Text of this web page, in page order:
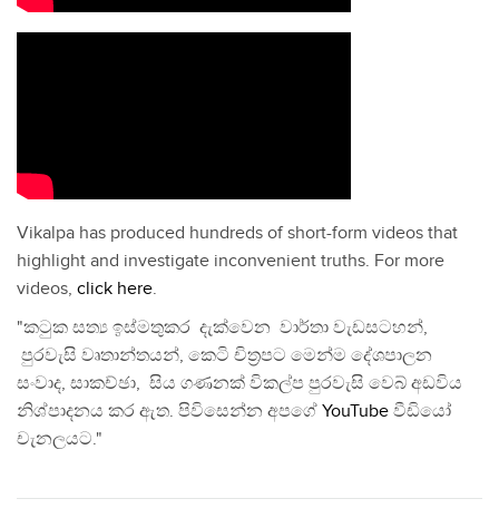
Vikalpa has produced hundreds of short-form videos that
highlight and investigate inconvenient truths. For more
videos, click here.
"කටුක සත්‍ය ඉස්මතුකර දැක්වෙන වාර්තා වැඩසටහන්,
පුරවැසි වෘතාන්තයන්, කෙටි චිත්‍රපට මෙන්ම දේශපාලන
සංවාද, සාකච්ඡා, සිය ගණනක් විකල්ප පුරවැසි වෙබ් අඩවිය
නිශ්පාදනය කර ඇත. පිවිසෙන්න අපගේ YouTube වීඩියෝ
චැනලයට."